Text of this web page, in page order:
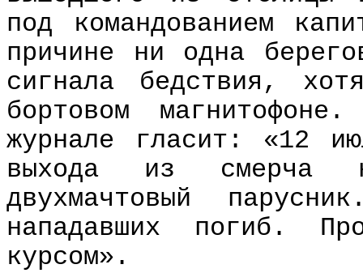
под командованием
причине ни одна
сигнала бедствия,
бортовом
журнале гласит: «12
выхода из смерча
двухмачтовый
нападавших погиб.
курсом».